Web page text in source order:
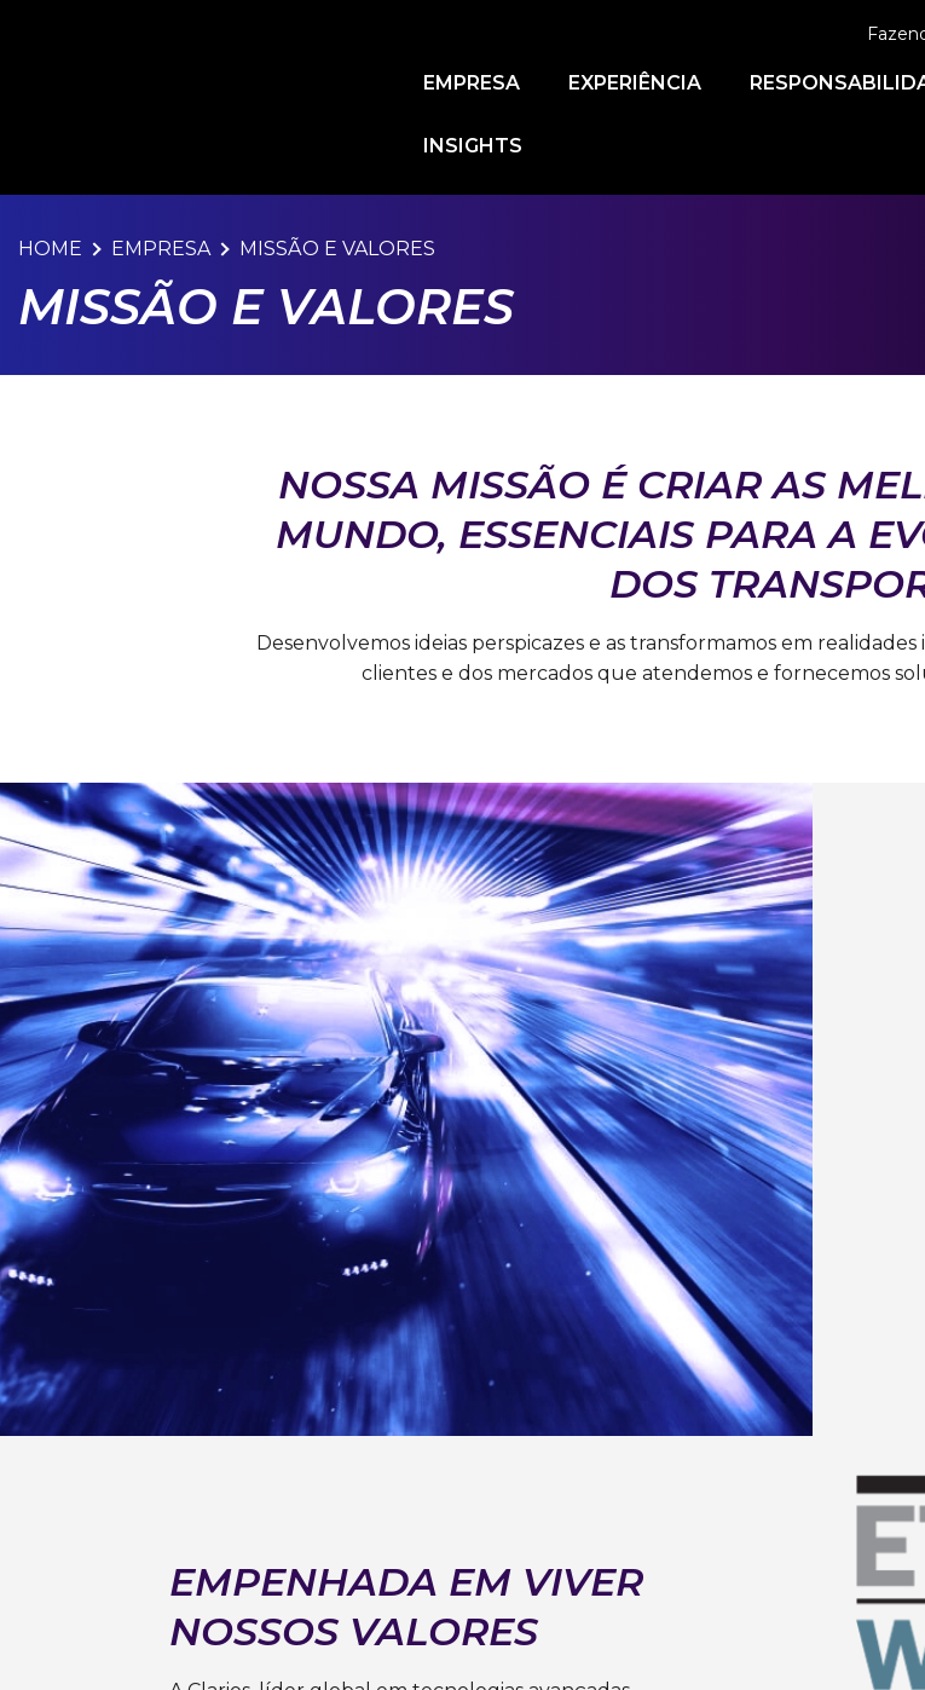
EMPRESA EXPERIÊNCIA
INSIGHTS
HOME EMPRESA MISSÃO E VALORES
MISSÃO E VALORES
NOSSA MISSÃO É CRIAR AS
MUNDO, ESSENCIAIS PARA A
DOS
Desenvolvemos ideias perspicazes e as transformamos em
clientes e dos mercados que atendemos e fornecemos
EMPENHADA EM VIVER
NOSSOS VALORES